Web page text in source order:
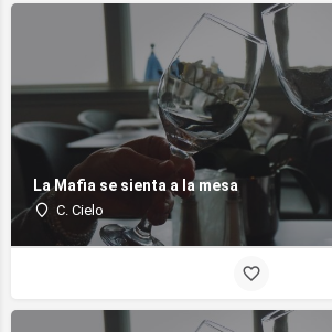
La Mafia se sienta a la mesa
C. Cielo